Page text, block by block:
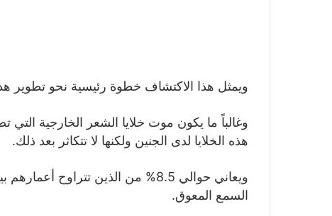
ويمثل هذا الاكتشاف خطوة رئيسية نحو تطوير
وغالباً ما يكون موت خلايا الشعر الخارجية
هذه الخلايا لدى الجنين ولكنها لا تتكاثر بعد ذلك.
السمع المعوق.